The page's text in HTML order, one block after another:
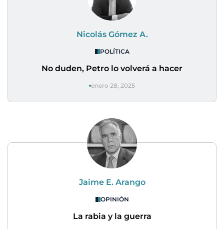
Nicolás Gómez A.
POLÍTICA
No duden, Petro lo volverá a hacer
enero 28, 2025
Jaime E. Arango
OPINIÓN
La rabia y la guerra